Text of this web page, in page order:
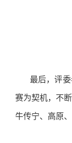
最后，评
赛为契机，不
牛传宁、高原